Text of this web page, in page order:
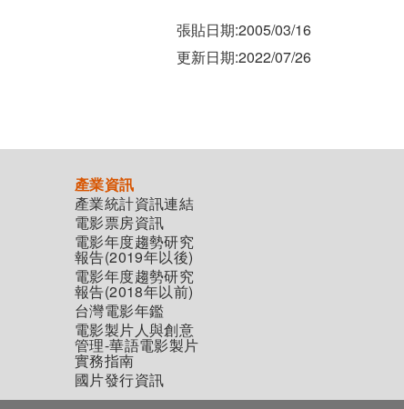
張貼日期:2005/03/16
更新日期:2022/07/26
產業資訊
產業統計資訊連結
電影票房資訊
電影年度趨勢研究
報告(2019年以後)
電影年度趨勢研究
報告(2018年以前)
台灣電影年鑑
電影製片人與創意
管理-華語電影製片
實務指南
國片發行資訊